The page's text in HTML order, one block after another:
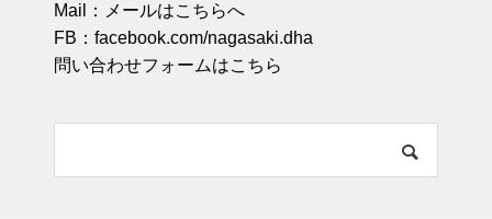
Mail：
メールはこちらへ
FB： facebook.com/nagasaki.dha
問い合わせフォームはこちら